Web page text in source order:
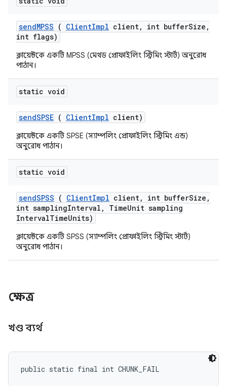
sendMPSS ( ClientImpl client, int bufferSize ,
int flags)
ক্লায়েন্টকে একটি MPSS (মেথড প্রোফাইলিং স্ট্রিমিং স্টার্ট) অনুরোধ
পাঠান।
static void
sendSPSE ( ClientImpl client)
ক্লায়েন্টকে একটি SPSE (স্যাম্পলিং প্রোফাইলিং স্ট্রিমিং এন্ড)
অনুরোধ পাঠান।
static void
sendSPSS ( ClientImpl client, int bufferSize ,
int samplingInterval , TimeUnit sampling
IntervalTimeUnits)
ক্লায়েন্টকে একটি SPSS (স্যাম্পলিং প্রোফাইলিং স্ট্রিমিং স্টার্ট)
অনুরোধ পাঠান।
ক্ষেত্র
খণ্ড ব্যর্থ
public static final int CHUNK_FAIL